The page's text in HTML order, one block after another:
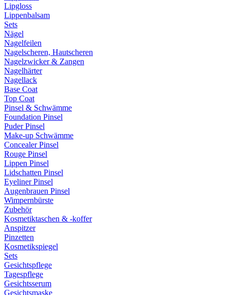
Lipgloss
Lippenbalsam
Sets
Nägel
Nagelfeilen
Nagelscheren, Hautscheren
Nagelzwicker & Zangen
Nagelhärter
Nagellack
Base Coat
Top Coat
Pinsel & Schwämme
Foundation Pinsel
Puder Pinsel
Make-up Schwämme
Concealer Pinsel
Rouge Pinsel
Lippen Pinsel
Lidschatten Pinsel
Eyeliner Pinsel
Augenbrauen Pinsel
Wimpernbürste
Zubehör
Kosmetiktaschen & -koffer
Anspitzer
Pinzetten
Kosmetikspiegel
Sets
Gesichtspflege
Tagespflege
Gesichtsserum
Gesichtsmaske